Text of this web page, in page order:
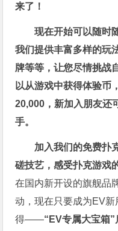
来了！
现在开始可以随时
我们提供丰富多样的玩
牌等等，让您尽情挑战
以从游戏中获得体验币
20,000，新加入朋友还
手。
加入我们的免费扑
磋技艺，感受扑克游戏
在国内新开设的旗舰品
动，现在只要成为EV
得——“EV专属大宝箱”